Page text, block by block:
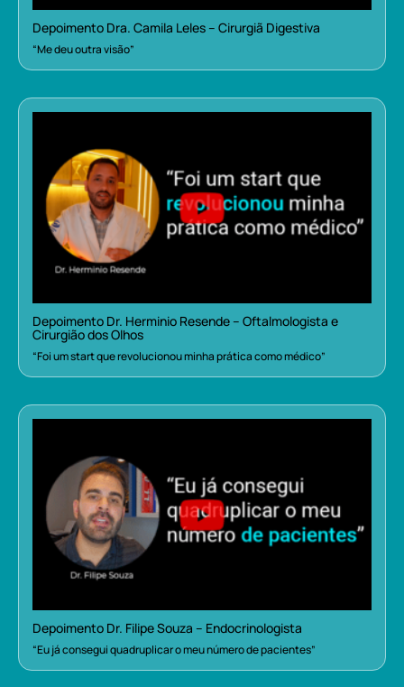
Depoimento Dra. Camila Leles – Cirurgiã Digestiva
“Me deu outra visão”
Depoimento Dr. Herminio Resende – Oftalmologista e
Cirurgião dos Olhos
“Foi um start que revolucionou minha prática como médico”
Depoimento Dr. Filipe Souza – Endocrinologista
“Eu já consegui quadruplicar o meu número de pacientes”